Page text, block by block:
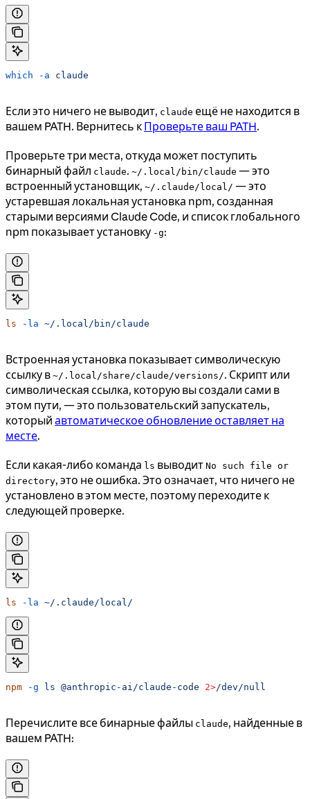
which -a claude
Если это ничего не выводит, claude ещё не находится в
вашем PATH. Вернитесь к Проверьте ваш PATH.
Проверьте три места, откуда может поступить
бинарный файл claude. ~/.local/bin/claude — это
встроенный установщик, ~/.claude/local/ — это
устаревшая локальная установка npm, созданная
старыми версиями Claude Code, и список глобального
npm показывает установку -g:
ls -la ~/.local/bin/claude
Встроенная установка показывает символическую
ссылку в ~/.local/share/claude/versions/. Скрипт или
символическая ссылка, которую вы создали сами в
этом пути, — это пользовательский запускатель,
который автоматическое обновление оставляет на
месте.
Если какая-либо команда ls выводит No such file or
directory, это не ошибка. Это означает, что ничего не
установлено в этом месте, поэтому переходите к
следующей проверке.
ls -la ~/.claude/local/
npm -g ls @anthropic-ai/claude-code 2>/dev/null
Перечислите все бинарные файлы claude, найденные в
вашем PATH: